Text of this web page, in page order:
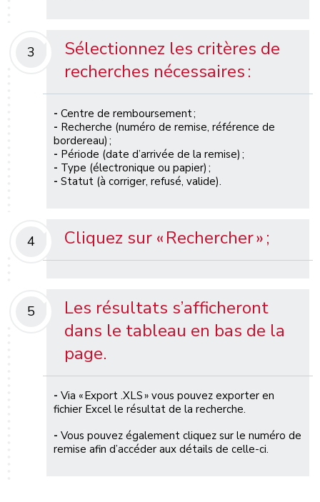
3 Sélectionnez les critères de
recherches nécessaires :
- Centre de remboursement;
- Recherche (numéro de remise, référence de
bordereau) ;
- Période (date d’arrivée de la remise) ;
- Type (électronique ou papier) ;
- Statut (à corriger, refusé, valide).
4 Cliquez sur « Rechercher» ;
5
Les résultats s’afficheront
dans le tableau en bas de la
page.
- Via « Export .XLS » vous pouvez exporter en
fichier Excel le résultat de la recherche.
- Vous pouvez également cliquez sur le numéro de
remise afin d’accéder aux détails de celle-ci.